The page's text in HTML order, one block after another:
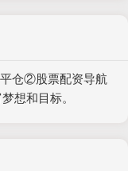
仓②股票配资导航
想和目标。